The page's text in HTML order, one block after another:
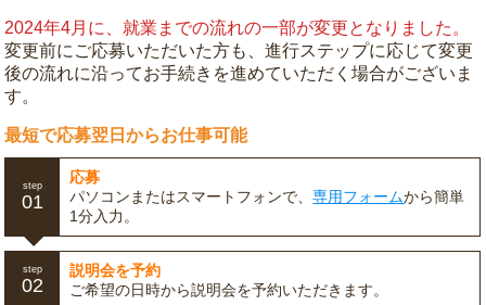
2024年4月に、就業までの流れの一部が変更となりました。
変更前にご応募いただいた方も、進行ステップに応じて変更
後の流れに沿ってお手続きを進めていただく場合がございま
す。
最短で応募翌日からお仕事可能
step
01
応募
パソコンまたはスマートフォンで、専用フォームから簡単
1分入力。
step
02
説明会を予約
ご希望の日時から説明会を予約いただきます。